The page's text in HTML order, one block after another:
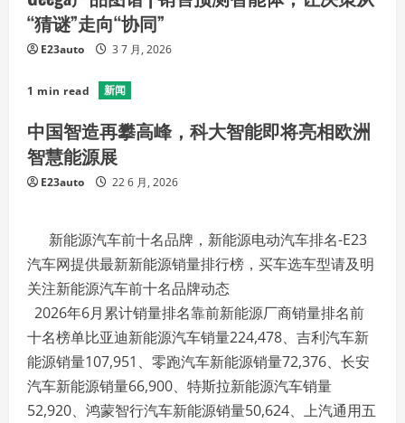
“猜谜”走向“协同”
E23auto 3 7 月, 2026
1 min read 新闻
中国智造再攀高峰，科大智能即将亮相欧洲
智慧能源展
E23auto 22 6 月, 2026
新能源汽车前十名品牌，新能源电动汽车排名-E23
汽车网提供最新新能源销量排行榜，买车选车型请及明
关注新能源汽车前十名品牌动态
2026年6月累计销量排名靠前新能源厂商销量排名前
十名榜单比亚迪新能源汽车销量224,478、吉利汽车新
能源销量107,951、零跑汽车新能源销量72,376、长安
汽车新能源销量66,900、特斯拉新能源汽车销量
52,920、鸿蒙智行汽车新能源销量50,624、上汽通用五